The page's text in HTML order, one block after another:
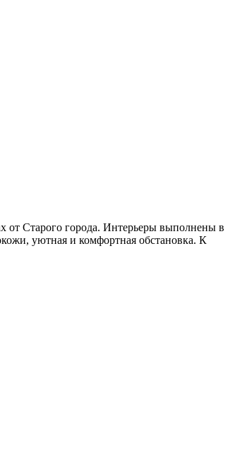
от Старого города. Интерьеры выполнены в
уютная и комфортная обстановка. К